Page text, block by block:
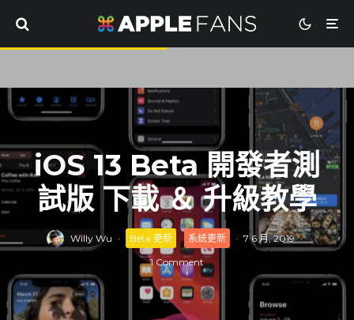
iOS 13 Beta 開發者測
試版 下載 ＆ 升級教學
Willy Wu · Beta 更新 系統更新 · 7 6 月, 2019 ·
1 Comment